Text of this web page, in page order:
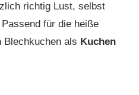
richtig Lust, selbst
für die heiße
Blechkuchen als Kuchen